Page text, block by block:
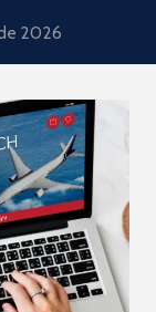
2026